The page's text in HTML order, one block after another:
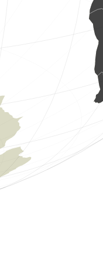
(7. Aug. 2026 2:17:32)
(7. Aug. 2026 2:17:30)
(7. Aug. 2026
www.ornitho.it
2 Vögel
1 Vogel (7. Aug. 2026 1:51:12)
www.ornitho.it
(7. Aug. 2026 1:50:55)
www.ornitho.it